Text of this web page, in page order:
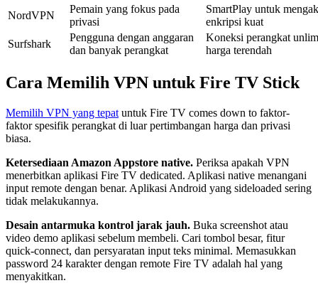
NordVPN
Pemain yang fokus pada
privasi
SmartPlay untuk
enkripsi kuat
Surfshark
Pengguna dengan anggaran
dan banyak perangkat
Koneksi perangkat
harga terendah
Cara Memilih VPN untuk Fire TV Stick
Memilih VPN yang tepat untuk Fire TV comes down to faktor-
faktor spesifik perangkat di luar pertimbangan harga dan privasi
biasa.
Ketersediaan Amazon Appstore native. Periksa apakah VPN
menerbitkan aplikasi Fire TV dedicated. Aplikasi native menangani
input remote dengan benar. Aplikasi Android yang sideloaded sering
tidak melakukannya.
Desain antarmuka kontrol jarak jauh. Buka screenshot atau
video demo aplikasi sebelum membeli. Cari tombol besar, fitur
quick-connect, dan persyaratan input teks minimal. Memasukkan
password 24 karakter dengan remote Fire TV adalah hal yang
menyakitkan.